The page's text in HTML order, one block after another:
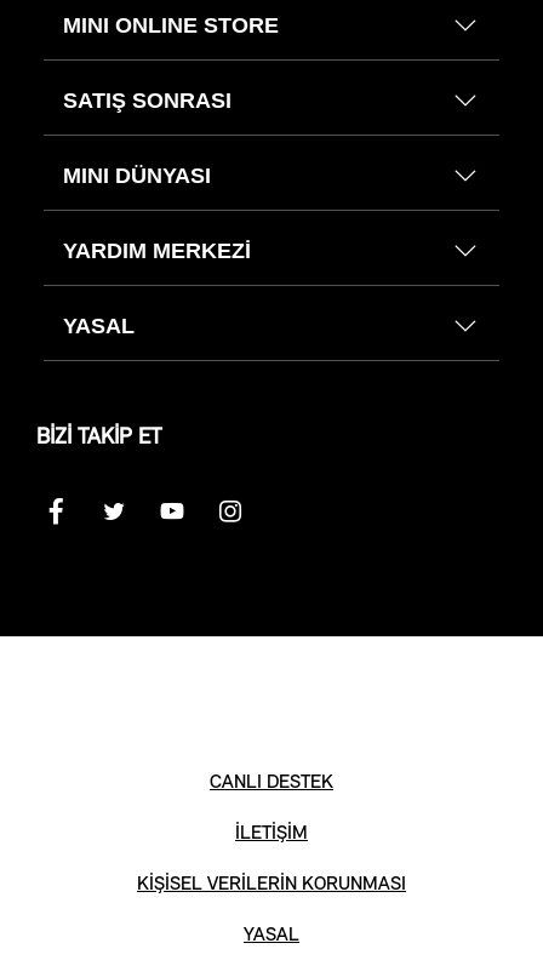
MINI ONLINE STORE
SATIŞ SONRASI
MINI DÜNYASI
YARDIM MERKEZİ
YASAL
BİZİ TAKİP ET
CANLI DESTEK
İLETİŞİM
KİŞİSEL VERİLERİN KORUNMASI
YASAL